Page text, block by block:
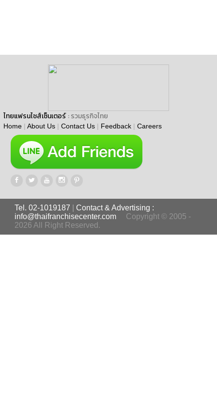
ไทยแฟรนไชส์เซ็นเตอร์ : รวมธุรกิจไทย
Home | About Us | Contact Us | Feedback | Careers
Tel. 02-1019187
Contact & Advertising :
info@thaifranchisecenter.com
Copyright © 2005 -
2026 All Right Reserved.